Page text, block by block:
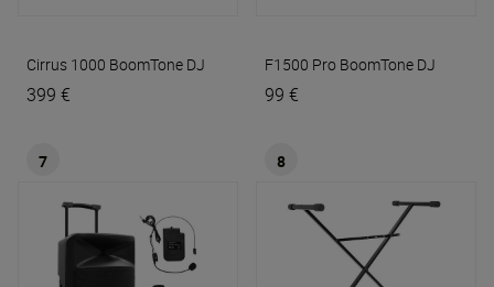
Cirrus 1000 BoomTone DJ
399 €
F1500 Pro BoomTone DJ
99 €
7 8